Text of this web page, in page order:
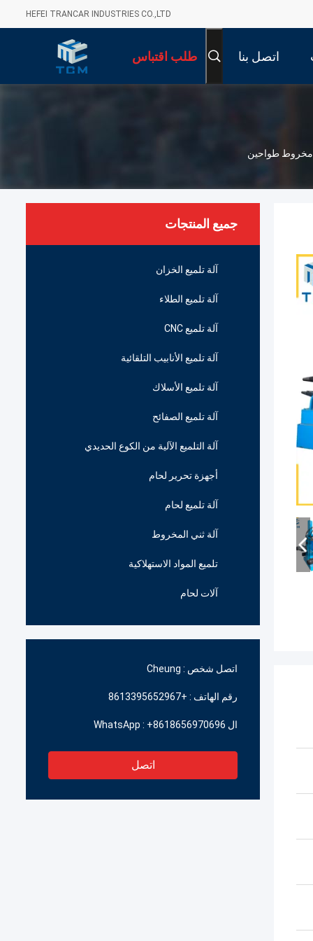
HEFEI TRANCAR INDUSTRIES CO.,LTD
اتصل بنا طلب اقتباس
مخروط طواحين
جميع المنتجات
آلة تلميع الخزان
آلة تلميع الطلاء
آلة تلميع CNC
آلة تلميع الأنابيب التلقائية
آلة تلميع الأسلاك
آلة تلميع الصفائح
آلة التلميع الآلية من الكوع الحديدي
أجهزة تحرير لحام
آلة تلميع لحام
آلة ثني المخروط
تلميع المواد الاستهلاكية
آلات لحام
اتصل شخص : Cheung
رقم الهاتف : +8613395652967
ال WhatsApp : +8618656970696
اتصل